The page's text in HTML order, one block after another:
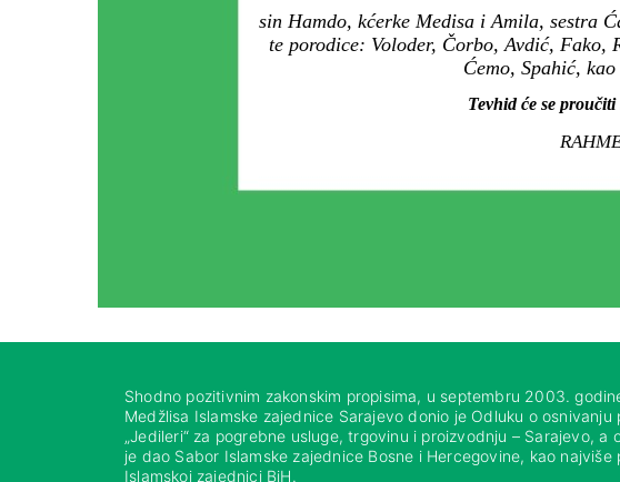
sin Hamdo, kćerke Medisa i Amila, sestra
te porodice: Voloder, Čorbo, Avdić, Fako,
Ćemo, Spahić,
Tevhid će se
Shodno pozitivnim zakonskim propisima, u septembru 2003.
Medžlisa Islamske zajednice Sarajevo donio je Odluku o osnivanju
„Jedileri“ za pogrebne usluge, trgovinu i proizvodnju – Sarajevo, a
je dao Sabor Islamske zajednice Bosne i Hercegovine, kao
Islamskoj zajednici BiH.